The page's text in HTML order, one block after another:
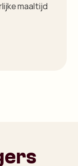
maaltijd